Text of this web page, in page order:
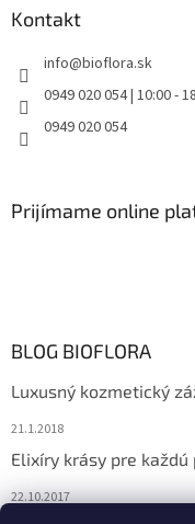
Kontakt
info@bioflora.sk
0949 020 054 | 10:00 -
0949 020 054
Prijímame online
BLOG BIOFLORA
Luxusný kozmetický
21.1.2018
Elixíry krásy pre každú
22.10.2017